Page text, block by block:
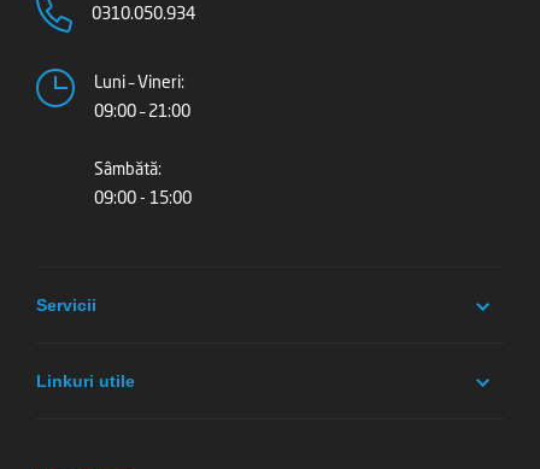
0310.050.934
Luni – Vineri:
09:00 – 21:00
Sâmbătă:
09:00 - 15:00
Servicii
Linkuri utile